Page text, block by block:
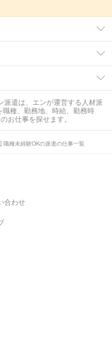
遣は、エンが運営する人材派
種、勤務地、時給、勤務時
お仕事を探せます。
職種未経験OKの派遣の仕事一覧
合わせ